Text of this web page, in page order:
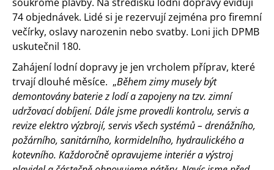
74 objednávek. Lidé si je rezervují zejména pro firemní
večírky, oslavy narozenin nebo svatby. Loni jich DPMB
uskutečnil 180.
Zahájení lodní dopravy je jen vrcholem příprav, které
trvají dlouhé měsíce. „Během zimy musely být
demontovány baterie z lodí a zapojeny na tzv. zimní
udržovací dobíjení. Dále jsme provedlikontrolu, servis a
revize elektro výzbrojí, servis všech systémů – drenážního,
požárního, sanitárního, kormidelního, hydraulického a
kotevního. Každoročně opravujeme interiér a výstroj